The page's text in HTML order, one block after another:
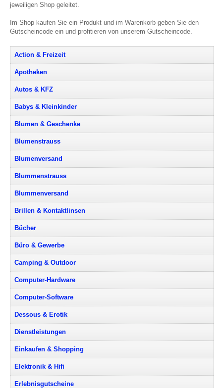
jeweiligen Shop geleitet.
Im Shop kaufen Sie ein Produkt und im Warenkorb geben Sie den
Gutscheincode ein und profitieren von unserem Gutscheincode.
Action & Freizeit
Apotheken
Autos & KFZ
Babys & Kleinkinder
Blumen & Geschenke
Blumenstrauss
Blumenversand
Blummenstrauss
Blummenversand
Brillen & Kontaktlinsen
Bücher
Büro & Gewerbe
Camping & Outdoor
Computer-Hardware
Computer-Software
Dessous & Erotik
Dienstleistungen
Einkaufen & Shopping
Elektronik & Hifi
Erlebnisgutscheine